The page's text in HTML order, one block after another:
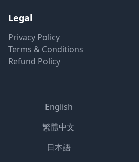
Legal
Privacy Policy
Terms & Conditions
Refund Policy
English
繁體中文
日本語